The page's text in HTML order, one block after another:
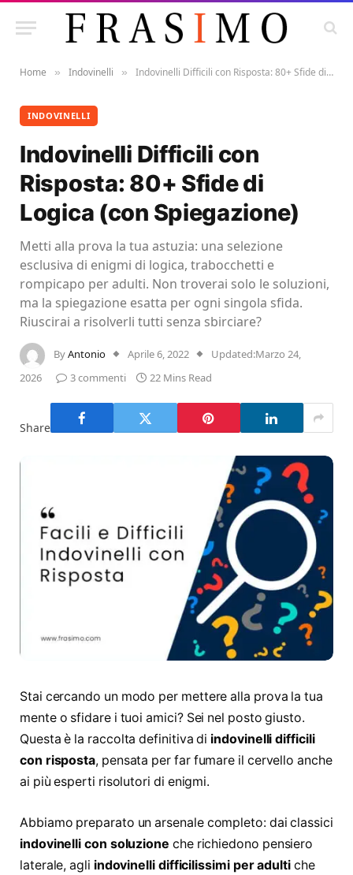
Home » Indovinelli » Indovinelli Difficili con Risposta: 80+ Sfide di Logica (con Spiegazione)
INDOVINELLI
Indovinelli Difficili con
Risposta: 80+ Sfide di
Logica (con Spiegazione)
Metti alla prova la tua astuzia: una selezione
esclusiva di enigmi di logica, trabocchetti e
rompicapo per adulti. Non troverai solo le soluzioni,
ma la spiegazione esatta per ogni singola sfida.
Riuscirai a risolverli tutti senza sbirciare?
ByAntonio Aprile 6, 2022 Updated:Marzo 24,
2026
3 commenti 22 Mins Read
Share
Stai cercando un modo per mettere alla prova la tua
mente o sfidare i tuoi amici? Sei nel posto giusto.
Questa è la raccolta definitiva di indovinelli difficili
con risposta, pensata per far fumare il cervello anche
ai più esperti risolutori di enigmi.
Abbiamo preparato un arsenale completo: dai classici
indovinelli con soluzione che richiedono pensiero
laterale, agli indovinelli difficilissimi per adultiche